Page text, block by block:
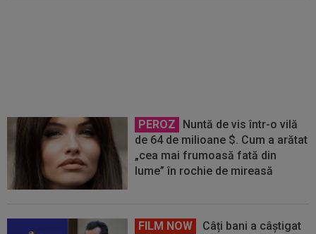
PEROZ
Nuntă de vis într-o vilă
de 64 de milioane $. Cum a arătat
„cea mai frumoasă fată din
lume” în rochie de mireasă
FILM NOW
Câți bani a câștigat